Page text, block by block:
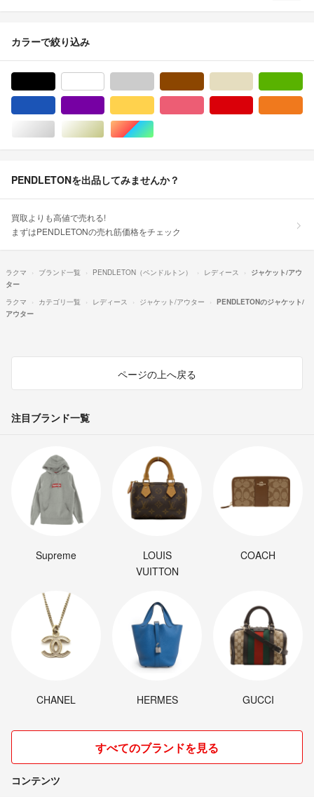
カラーで絞り込み
シルバー/銀色系ゴールド/金色系マルチカラー
PENDLETONを出品してみませんか？
買取よりも高値で売れる!
まずはPENDLETONの売れ筋価格をチェック
ラクマ ブランド一覧 PENDLETON（ペンドルトン） レディース
ジャケット/アウ
ター
ラクマ
カテゴリ一覧 レディース ジャケット/アウター
PENDLETONのジャケット/
アウター
ページの上へ戻る
注目ブランド一覧
Supreme
LOUIS
VUITTON
COACH
CHANEL HERMES GUCCI
すべてのブランドを見る
コンテンツ